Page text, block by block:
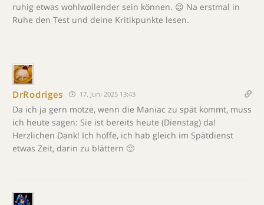
ruhig etwas wohlwollender sein können. 😉 Na erstmal in
Ruhe den Test und deine Kritikpunkte lesen.
DrRodriges 17. Juni 2025 13:43
Da ich ja gern motze, wenn die Maniac zu spät kommt, muss
ich heute sagen: Sie ist bereits heute (Dienstag) da!
Herzlichen Dank! Ich hoffe, ich hab gleich im Spätdienst
etwas Zeit, darin zu blättern 🙂